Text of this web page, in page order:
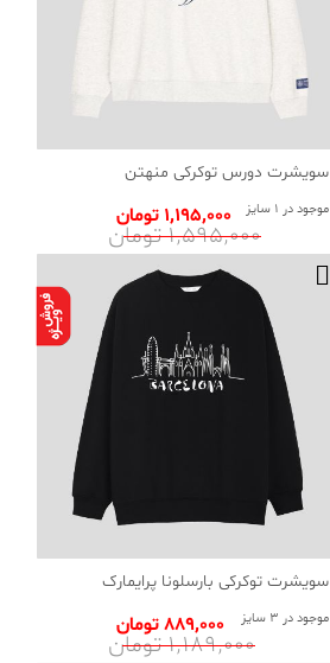
سویشرت دورس توکرکی منهتن
موجود در 1 سایز
1٬595٬000 تومان
1٬195٬000 تومان
سویشرت توکرکی بارسلونا پرایمارک
موجود در 3 سایز
1٬189٬000 تومان
889٬000 تومان